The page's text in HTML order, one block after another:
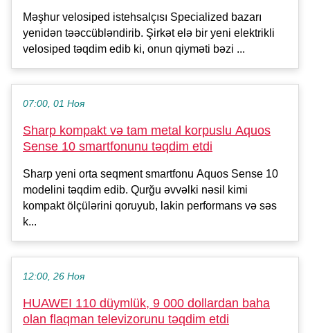
Məşhur velosiped istehsalçısı Specialized bazarı
yenidən təəccübləndirib. Şirkət elə bir yeni elektrikli
velosiped təqdim edib ki, onun qiyməti bəzi ...
07:00, 01 Ноя
Sharp kompakt və tam metal korpuslu Aquos
Sense 10 smartfonunu təqdim etdi
Sharp yeni orta seqment smartfonu Aquos Sense 10
modelini təqdim edib. Qurğu əvvəlki nəsil kimi
kompakt ölçülərini qoruyub, lakin performans və səs
k...
12:00, 26 Ноя
HUAWEI 110 düymlük, 9 000 dollardan baha
olan flaqman televizorunu təqdim etdi